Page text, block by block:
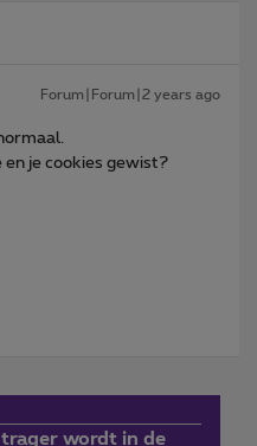
Forum|Forum|2 years ago
en je cookies gewist?
wordt in de